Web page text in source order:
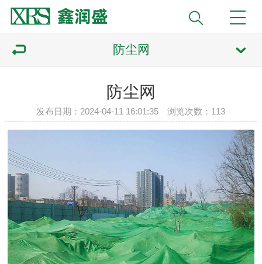
防尘网
防尘网
发布日期：2024-04-11 16:01:35 浏览次数： 113